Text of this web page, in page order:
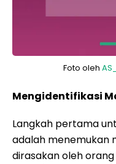
Foto oleh
Mengidentifikasi
Langkah pertama
adalah menemukan
dirasakan oleh